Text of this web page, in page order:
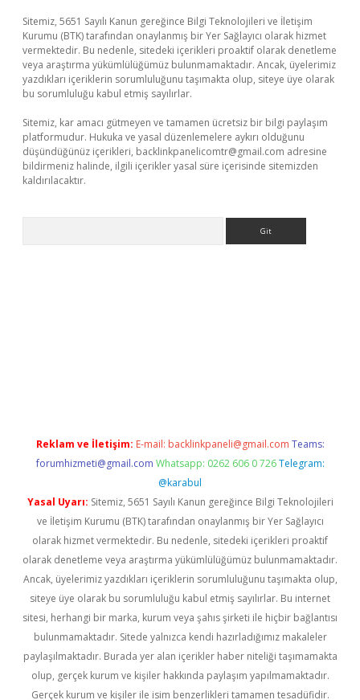
Sitemiz, 5651 Sayılı Kanun gereğince Bilgi Teknolojileri ve İletişim
Kurumu (BTK) tarafından onaylanmış bir Yer Sağlayıcı olarak hizmet
vermektedir. Bu nedenle, sitedeki içerikleri proaktif olarak denetleme
veya araştırma yükümlülüğümüz bulunmamaktadır. Ancak, üyelerimiz
yazdıkları içeriklerin sorumluluğunu taşımakta olup, siteye üye olarak
bu sorumluluğu kabul etmiş sayılırlar.
Sitemiz, kar amacı gütmeyen ve tamamen ücretsiz bir bilgi paylaşım
platformudur. Hukuka ve yasal düzenlemelere aykırı olduğunu
düşündüğünüz içerikleri, backlinkpanelicomtr@gmail.com adresine
bildirmeniz halinde, ilgili içerikler yasal süre içerisinde sitemizden
kaldırılacaktır.
Reklam ve İletişim: E-mail: backlinkpaneli@gmail.com Teams:
forumhizmeti@gmail.com Whatsapp: 0262 606 0 726 Telegram:
@karabul
Yasal Uyarı: Sitemiz, 5651 Sayılı Kanun gereğince Bilgi Teknolojileri
ve İletişim Kurumu (BTK) tarafından onaylanmış bir Yer Sağlayıcı
olarak hizmet vermektedir. Bu nedenle, sitedeki içerikleri proaktif
olarak denetleme veya araştırma yükümlülüğümüz bulunmamaktadır.
Ancak, üyelerimiz yazdıkları içeriklerin sorumluluğunu taşımakta olup,
siteye üye olarak bu sorumluluğu kabul etmiş sayılırlar. Bu internet
sitesi, herhangi bir marka, kurum veya şahıs şirketi ile hiçbir bağlantısı
bulunmamaktadır. Sitede yalnızca kendi hazırladığımız makaleler
paylaşılmaktadır. Burada yer alan içerikler haber niteliği taşımamakta
olup, gerçek kurum ve kişiler hakkında paylaşım yapılmamaktadır.
Gerçek kurum ve kişiler ile isim benzerlikleri tamamen tesadüfidir.